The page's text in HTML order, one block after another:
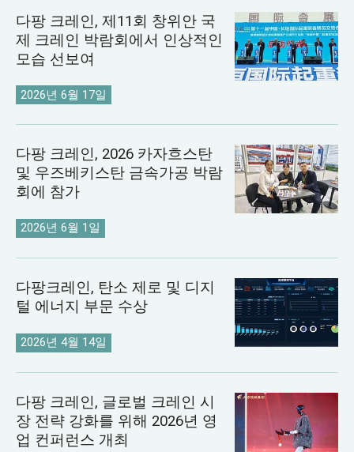
다팡 크레인, 제11회 창위안 국
제 크레인 박람회에서 인상적인
모습 선보여
2026년 6월 17일
다팡 크레인, 2026 카자흐스탄
및 우즈베키스탄 금속가공 박람
회에 참가
2026년 6월 1일
다팡크레인, 탄소 제로 및 디지
털 에너지 부문 수상
2026년 4월 14일
다팡 크레인, 글로벌 크레인 시
장 전략 강화를 위해 2026년 영
업 컨퍼런스 개최